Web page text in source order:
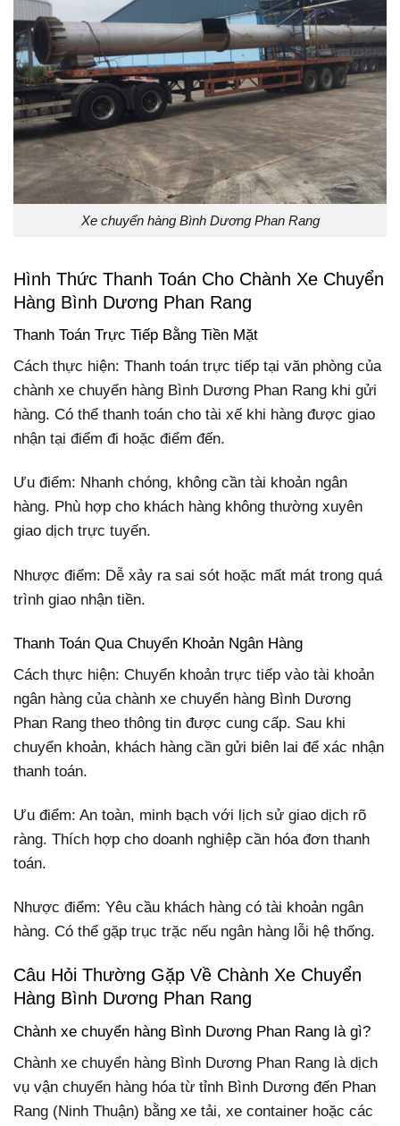
Xe chuyển hàng Bình Dương Phan Rang
Hình Thức Thanh Toán Cho Chành Xe Chuyển
Hàng Bình Dương Phan Rang
Thanh Toán Trực Tiếp Bằng Tiền Mặt
Cách thực hiện: Thanh toán trực tiếp tại văn phòng của
chành xe chuyển hàng Bình Dương Phan Rang khi gửi
hàng. Có thể thanh toán cho tài xế khi hàng được giao
nhận tại điểm đi hoặc điểm đến.
Ưu điểm: Nhanh chóng, không cần tài khoản ngân
hàng. Phù hợp cho khách hàng không thường xuyên
giao dịch trực tuyến.
Nhược điểm: Dễ xảy ra sai sót hoặc mất mát trong quá
trình giao nhận tiền.
Thanh Toán Qua Chuyển Khoản Ngân Hàng
Cách thực hiện: Chuyển khoản trực tiếp vào tài khoản
ngân hàng của chành xe chuyển hàng Bình Dương
Phan Rang theo thông tin được cung cấp. Sau khi
chuyển khoản, khách hàng cần gửi biên lai để xác nhận
thanh toán.
Ưu điểm: An toàn, minh bạch với lịch sử giao dịch rõ
ràng. Thích hợp cho doanh nghiệp cần hóa đơn thanh
toán.
Nhược điểm: Yêu cầu khách hàng có tài khoản ngân
hàng. Có thể gặp trục trặc nếu ngân hàng lỗi hệ thống.
Câu Hỏi Thường Gặp Về Chành Xe Chuyển
Hàng Bình Dương Phan Rang
Chành xe chuyển hàng Bình Dương Phan Rang là gì?
Chành xe chuyển hàng Bình Dương Phan Rang là dịch
vụ vận chuyển hàng hóa từ tỉnh Bình Dương đến Phan
Rang (Ninh Thuận) bằng xe tải, xe container hoặc các